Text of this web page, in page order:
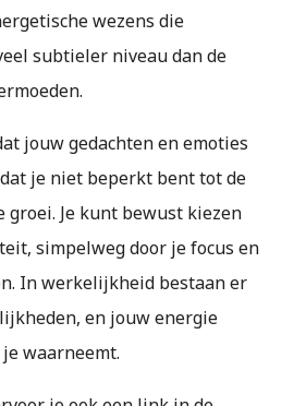
wezens die
subtieler niveau dan de
jouw gedachten en emoties
je niet beperkt bent tot de
Je kunt bewust kiezen
simpelweg door je focus en
In werkelijkheid bestaan er
en jouw energie
waarneemt.